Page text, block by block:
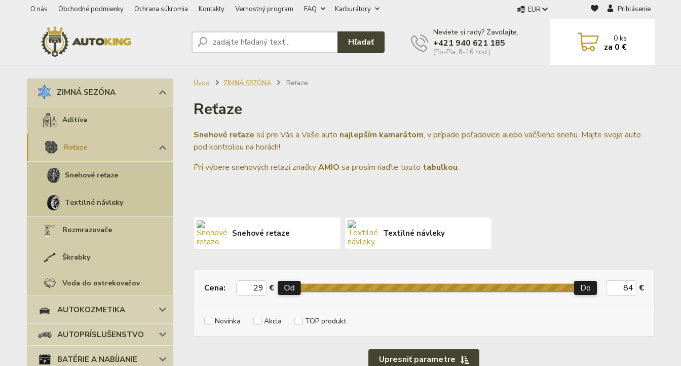
O nás Obchodné podmienky Ochrana súkromia Kontakty Vernostný program FAQ Karburátory EUR Prihlásenie
Hľadať
Neviete si rady? Zavolajte.
+421 940 621 185
(Po-Pia, 8-16 hod.)
0ks
za 0 €
ZIMNÁ SEZÓNA
Aditíva
Reťaze
Snehové reťaze
Textilné návleky
Rozmrazovače
Škrabky
Voda do ostrekovačov
AUTOKOZMETIKA
AUTOPRÍSLUŠENSTVO
BATÉRIE A NABÍJANIE
Úvod ZIMNÁ SEZÓNA Reťaze
Reťaze
Snehové reťaze sú pre Vás a Vaše auto najlepším kamarátom, v prípade poľadovice alebo väčšieho snehu. Majte svoje auto
pod kontrolou na horách!
Pri výbere snehových reťazí značkyAMIO sa prosím riaďte touto tabuľkou:
Snehové reťaze Textilné návleky
Upresniť parametre
Cena: € Od Do €
Novinka Akcia TOP produkt